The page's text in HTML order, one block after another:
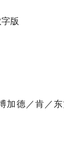
版
加德／肯／